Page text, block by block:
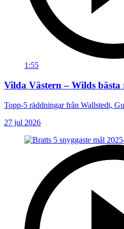
1:55
Vilda Västern – Wilds
Topp-5 räddningar från Wallstedt,
27 jul 2026